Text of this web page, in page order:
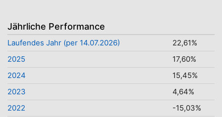
Jährliche Performance
Laufendes Jahr (per 14.07.2026)
22,61%
2025
17,60%
2024
15,45%
2023
4,64%
2022
-15,03%